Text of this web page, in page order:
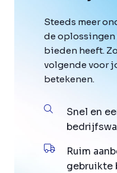
Steeds meer
de
bieden heeft.
volgende voor
betekenen.
Snel en
Ruim
gebruikte